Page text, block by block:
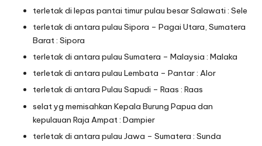
terletak di lepas pantai timur pulau besar Salawati : Sele
terletak di antara pulau Sipora – Pagai Utara, Sumatera
Barat : Sipora
terletak di antara pulau Sumatera – Malaysia : Malaka
terletak di antara pulau Lembata – Pantar : Alor
terletak di antara Pulau Sapudi – Raas : Raas
selat yg memisahkan Kepala Burung Papua dan
kepulauan Raja Ampat : Dampier
terletak di antara pulau Jawa – Sumatera : Sunda